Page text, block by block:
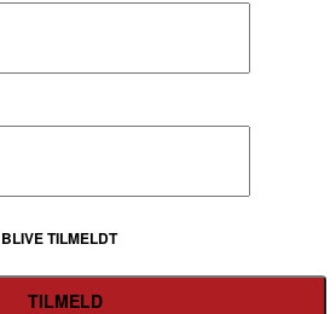
TILMELDT